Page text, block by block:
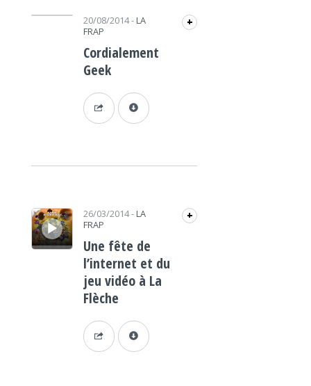
Lecteur audio 20/08/2014- LA
FRAP
+
Cordialement
Geek
Lecteur audio 26/03/2014- LA
FRAP
+
Une fête de
l’internet et du
jeu vidéo à La
Flèche